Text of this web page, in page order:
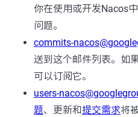
你在使用或开发Nacos
问题。
commits-
送到这个邮件列表。如
可以订阅它。
users-
题、更新和提交需求将